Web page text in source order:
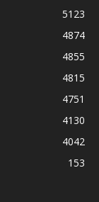
5123
4874
4855
4815
4751
4130
4042
153